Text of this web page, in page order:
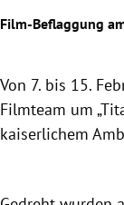
Film-Beflaggung
Von 7. bis 15.
Filmteam um
kaiserlichem